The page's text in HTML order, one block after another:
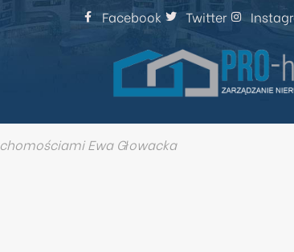
Facebook Twitter
Ewa Głowacka